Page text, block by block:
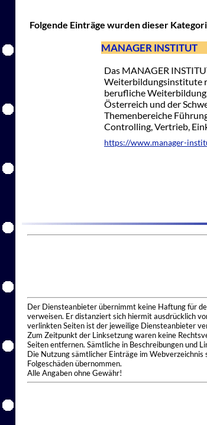
Folgende Einträge wurden dieser
MANAGER INSTITUT
Das MANAGER
Weiterbildungsinstitute
berufliche
Österreich und der
Themenbereiche
Controlling, Vertrieb,
https://www.manager-
Der Diensteanbieter übernimmt keine Haftung für
verweisen. Er distanziert sich hiermit ausdrücklich
verlinkten Seiten ist der jeweilige Diensteanbieter
Zum Zeitpunkt der Linksetzung waren keine
Seiten entfernen. Sämtliche in Beschreibungen und
Die Nutzung sämtlicher Einträge im
Folgeschäden übernommen.
Alle Angaben ohne Gewähr!